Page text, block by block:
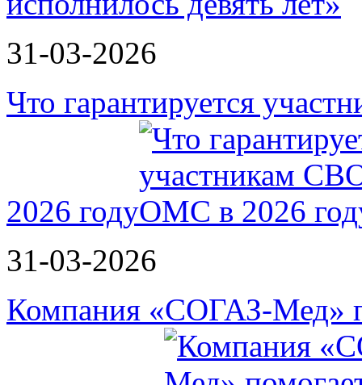
31-03-2026
Что гарантируется
2026 году
31-03-2026
Компания «СОГАЗ-Мед»